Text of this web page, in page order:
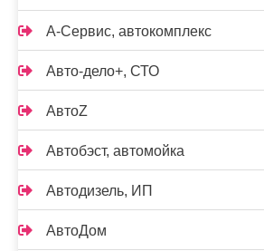
А-Сервис, автокомплекс
Авто-дело+, СТО
АвтоZ
Автобэст, автомойка
Автодизель, ИП
АвтоДом